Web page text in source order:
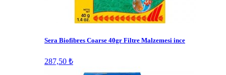
Sera Biofibres Coarse 40gr Filtre Malzemesi ince
287,50 ₺